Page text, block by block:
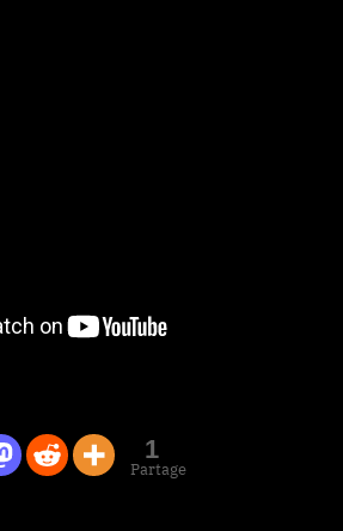
1
Partage